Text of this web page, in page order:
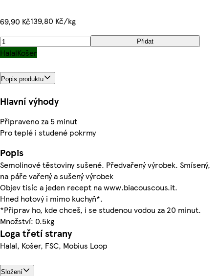
69,90 Kč139,80 Kč/kg
Přidat
HalalKošer
Popis produktu
Hlavní výhody
Připraveno za 5 minut
Pro teplé i studené pokrmy
Popis
Semolinové těstoviny sušené. Předvařený výrobek. Smísený,
na páře vařený a sušený výrobek
Objev tisíc a jeden recept na www.biacouscous.it.
Hned hotový i mimo kuchyň*.
*Připrav ho, kde chceš, i se studenou vodou za 20 minut.
Množství: 0.5kg
Loga třetí strany
Halal, Košer, FSC, Mobius Loop
Složení